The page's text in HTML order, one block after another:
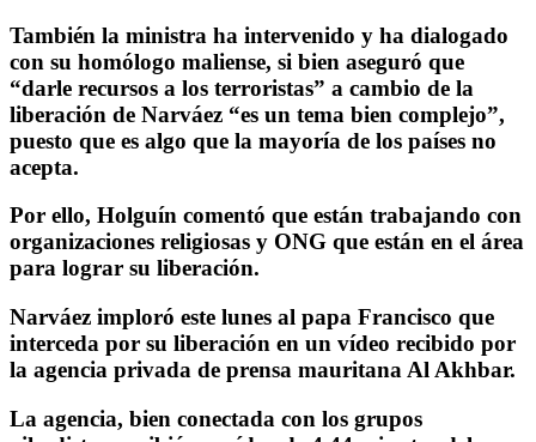
También la ministra ha intervenido y ha dialogado
con su homólogo maliense, si bien aseguró que
“darle recursos a los terroristas” a cambio de la
liberación de Narváez “es un tema bien complejo”,
puesto que es algo que la mayoría de los países no
acepta.
Por ello, Holguín comentó que están trabajando con
organizaciones religiosas y ONG que están en el área
para lograr su liberación.
Narváez imploró este lunes al papa Francisco que
interceda por su liberación en un vídeo recibido por
la agencia privada de prensa mauritana Al Akhbar.
La agencia, bien conectada con los grupos